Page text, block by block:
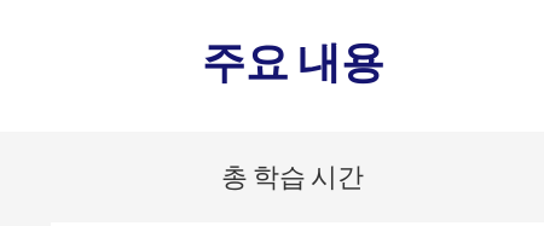
주요 내용
총 학습 시간